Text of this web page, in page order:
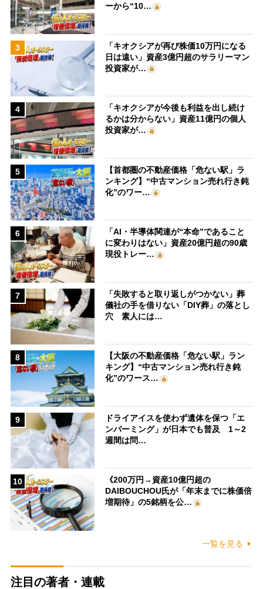
ーから“10…
3
「キオクシアが再び株価10万円になる
日は遠い」資産3億円超のサラリーマン
投資家が…
4
「キオクシアが今後も利益を出し続け
るかは分からない」資産11億円の個人
投資家が…
5
【首都圏の不動産価格「危ない駅」ラ
ンキング】“中古マンション売れ行き鈍
化”のワー…
6
「AI・半導体関連が“本命”であること
に変わりはない」資産20億円超の90歳
現役トレー…
7
「失敗すると取り返しがつかない」葬
儀社の手を借りない「DIY葬」の落とし
穴 素人には…
8
【大阪の不動産価格「危ない駅」ラン
キング】“中古マンション売れ行き鈍
化”のワース…
9
ドライアイスを使わず遺体を保つ「エ
ンバーミング」が日本でも普及 1～2
週間は問…
10
《200万円→資産10億円超の
DAIBOUCHOU氏が「年末までに株価倍
増期待」の5銘柄を公…
一覧を見る
注目の著者・連載